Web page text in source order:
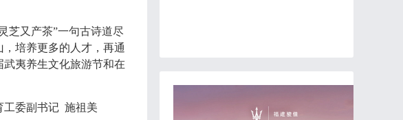
芝又产茶”一句古诗道尽
培养更多的人才，再通
夷养生文化旅游节和在
工委副书记 施祖美